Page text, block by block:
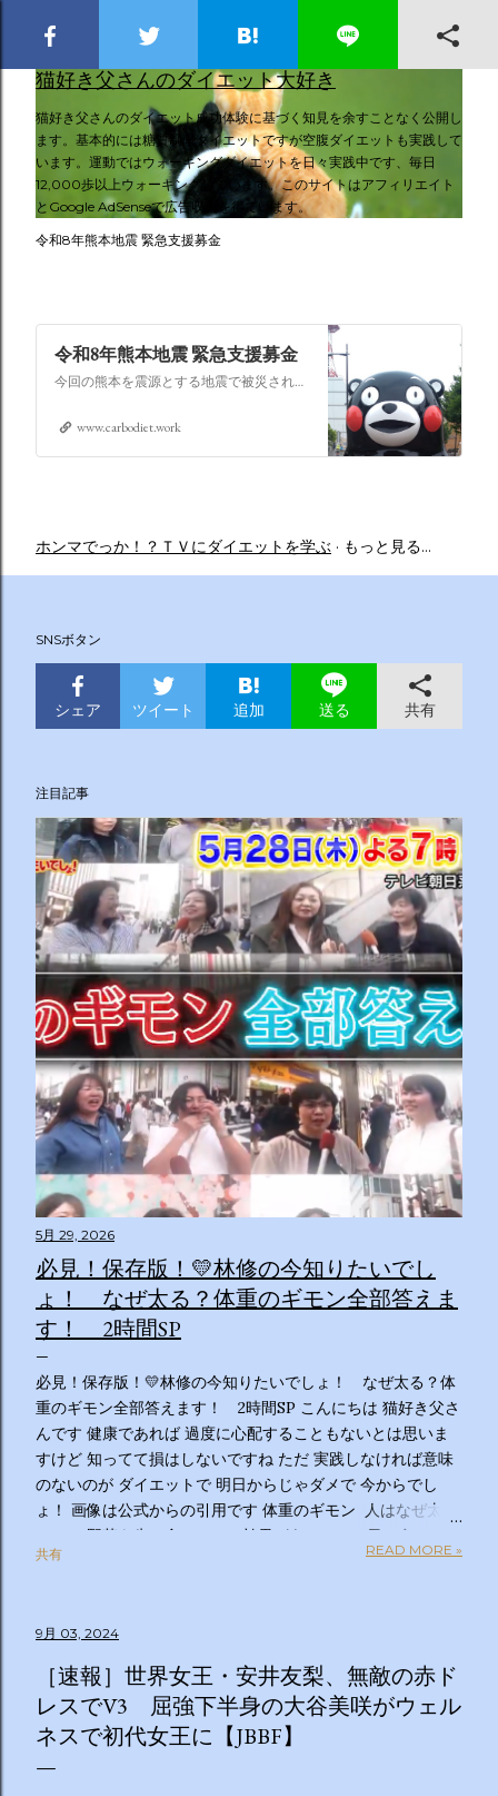
スキップしてメイン コンテンツに移動
猫好き父さんのダイエット大好き
猫好き父さんのダイエット成功体験に基づく知見を余すことなく公開し
ます。基本的には糖質制限ダイエットですが空腹ダイエットも実践して
います。運動ではウォーキングダイエットを日々実践中です、毎日
12,000歩以上ウォーキングしています。このサイトはアフィリエイト
とGoogle AdSenseで広告収入を得ています。
令和8年熊本地震 緊急支援募金
令和8年熊本地震 緊急支援募金
今回の熊本を震源とする地震で被災された皆さままだまだ余震も続き大変な時間を過ごされていると思います。心よりお見舞い申し上げます
www.carbodiet.work
ホンマでっか！？ＴＶにダイエットを学ぶ もっと見る…
SNSボタン
シェア ツイート 追加 送る 共有
注目記事
5月 29, 2026
必見！保存版！💛林修の今知りたいでし
ょ！ なぜ太る？体重のギモン全部答えま
す！ 2時間SP
必見！保存版！💛林修の今知りたいでしょ！ なぜ太る？体
重のギモン全部答えます！ 2時間SP こんにちは 猫好き父さ
んです 健康であれば 過度に心配することもないとは思いま
すけど 知ってて損はしないですね ただ 実践しなければ意味
のないのが ダイエットで 明日からじゃダメで 今からでし
ょ！ 画像は公式からの引用です 体重のギモン 人はなぜ太る
のか？ 野菜を先に食べるのは効果があるの？１日２食と３
食、どっちが太らない？「太りやすい人」と「太りにくい
腹、どうすれば凹む？「フェイスライン」はすっきりさせら
れる？ラクして太りにくい体になる方法は？私の理想体重っ
て何キロ？体重のギモン全部答えます！２時間ＳＰ ◇出演
者 【ＭＣ】林修 【副担任】斎藤ちはる（テレビ朝日アナ
ウンサー）【学級委員長】バカリズム 【学友】伊沢拓司
【ゲスト学友】名取裕子 島崎和歌子 宮世琉弥 伊集院光
共有 READ MORE »
9月 03, 2024
［速報］世界女王・安井友梨、無敵の赤ド
レスでV3 屈強下半身の大谷美咲がウェル
ネスで初代女王に【JBBF】